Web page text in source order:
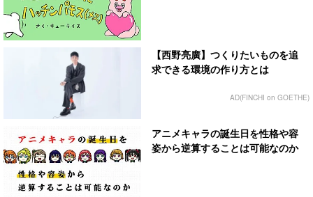
【西野亮廣】つくりたいものを追
求できる環境の作り方とは
AD(FINCHI on GOETHE)
アニメキャラの誕生日を性格や容
姿から逆算することは可能なのか